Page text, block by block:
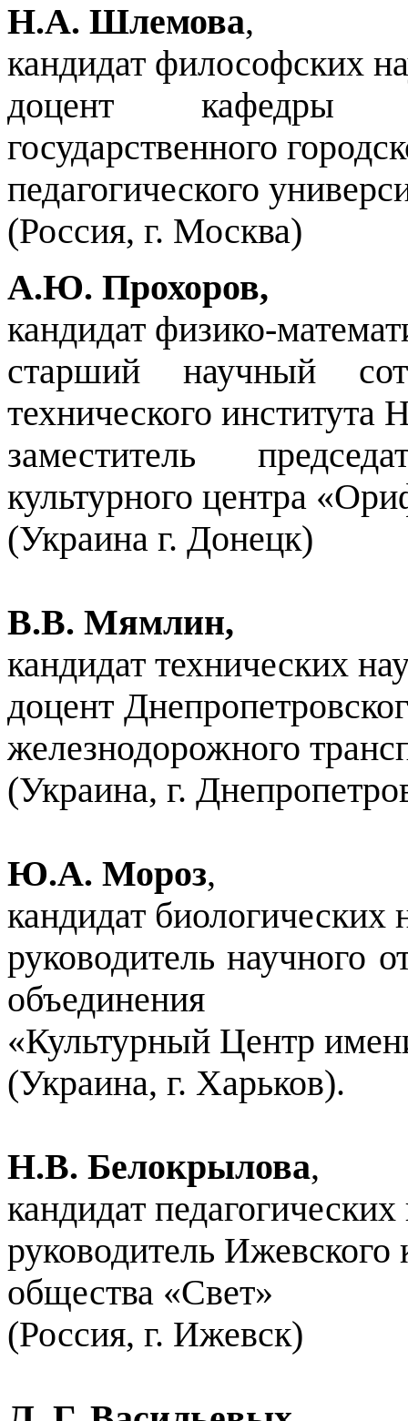
Н.А. Шлемова,
кандидат философских
доцент кафедры
государственного
педагогического
(Россия, г. Москва)
А.Ю. Прохоров,
кандидат физико-
старший научный
технического
заместитель
культурного центра
(Украина г. Донецк)
В.В. Мямлин,
кандидат технических
доцент
железнодорожного
(Украина, г.
Ю.А. Мороз,
кандидат биологических
руководитель научного
объединения
«Культурный Центр
(Украина, г. Харьков).
Н.В. Белокрылова,
кандидат педагогических
руководитель Ижевского
общества «Свет»
(Россия, г. Ижевск)